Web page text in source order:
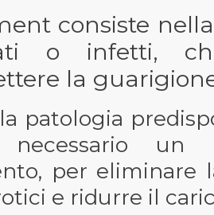
consiste
o infetti,
la
patologia
un
per eliminare
e ridurre il